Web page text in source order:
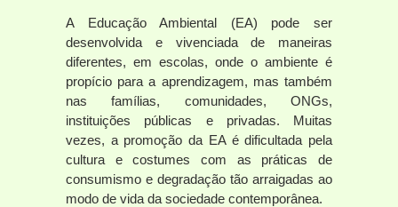
A Educação Ambiental (EA) pode ser
desenvolvida e vivenciada de maneiras
diferentes, em escolas, onde o ambiente é
propício para a aprendizagem, mas também
nas famílias, comunidades, ONGs,
instituições públicas e privadas. Muitas
vezes, a promoção da EA é dificultada pela
cultura e costumes com as práticas de
consumismo e degradação tão arraigadas ao
modo de vida da sociedade contemporânea.